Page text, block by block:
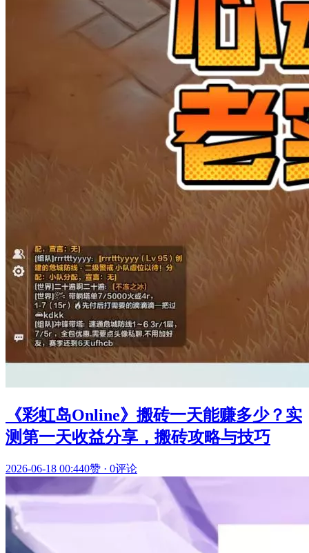
《彩虹岛Online》搬砖一天能赚多少？实
测第一天收益分享，搬砖攻略与技巧
2026-06-18 00:440赞 · 0评论